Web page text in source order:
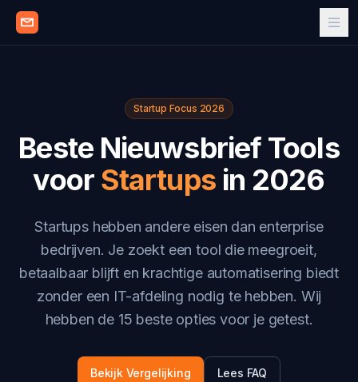
Startup Focus 2026
Beste Nieuwsbrief Tools
voor Startupsin 2026
Startups hebben andere eisen dan enterprise
bedrijven. Je zoekt een tool die meegroeit,
betaalbaar blijft en krachtige automatisering biedt
zonder een IT-afdeling nodig te hebben. Wij
hebben de 15 beste opties voor je getest.
Bekijk Vergelijking Lees FAQ